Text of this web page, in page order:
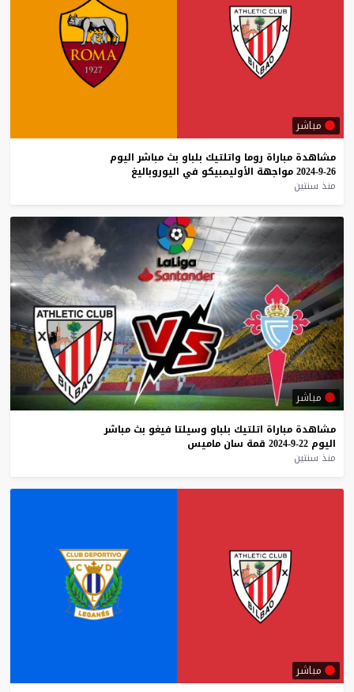
مباشر
مشاهدة مباراة روما واتلتيك بلباو بث مباشر اليوم
26-9-2024
مواجهة الأوليمبيكو في اليوروباليغ
منذ سنتين
مباشر
مشاهدة مباراة اتلتيك بلباو وسيلتا فيغو بث مباشر
اليوم 22-9-2024 قمة سان ماميس
منذ سنتين
مباشر